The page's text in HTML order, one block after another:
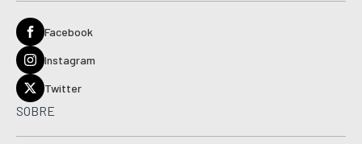
Facebook
Instagram
Twitter
SOBRE